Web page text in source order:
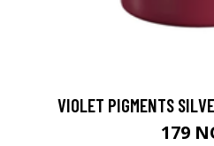
VIOLET PIGMENTS
179